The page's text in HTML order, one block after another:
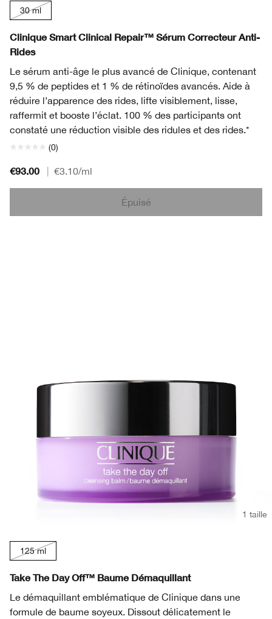
30 ml
Clinique Smart Clinical Repair™ Sérum Correcteur Anti-
Rides
Le sérum anti-âge le plus avancé de Clinique, contenant
9,5 % de peptides et 1 % de rétinoïdes avancés. Aide à
réduire l’apparence des rides, lifte visiblement, lisse,
raffermit et booste l’éclat. 100 % des participants ont
constaté une réduction visible des ridules et des rides.*
(0)
€93.00 €3.10/ml
Épuisé
1 taille
125 ml
Take The Day Off™ Baume Démaquillant
Le démaquillant emblématique de Clinique dans une
formule de baume soyeux. Dissout délicatement le